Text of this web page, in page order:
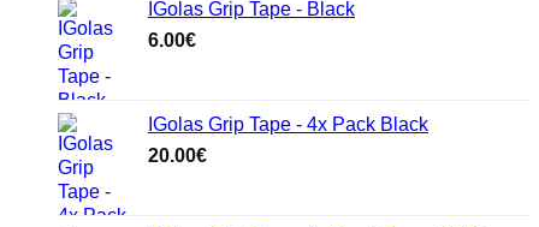
IGolas Grip Tape - Black
6.00€
IGolas Grip Tape - 4x Pack Black
20.00€